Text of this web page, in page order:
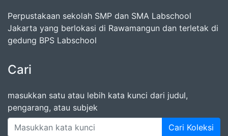
Perpustakaan sekolah SMP dan SMA Labschool
Jakarta yang berlokasi di Rawamangun dan terletak di
gedung BPS Labschool
Cari
masukkan satu atau lebih kata kunci dari judul,
pengarang, atau subjek
Cari Koleksi